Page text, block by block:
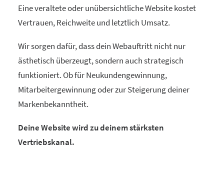
Eine veraltete oder unübersichtliche Website kostet
Vertrauen, Reichweite und letztlich Umsatz.
Wir sorgen dafür, dass dein Webauftritt nicht nur
ästhetisch überzeugt, sondern auch strategisch
funktioniert. Ob für Neukundengewinnung,
Mitarbeitergewinnung oder zur Steigerung deiner
Markenbekanntheit.
Deine Website wird zu deinem stärksten
Vertriebskanal.